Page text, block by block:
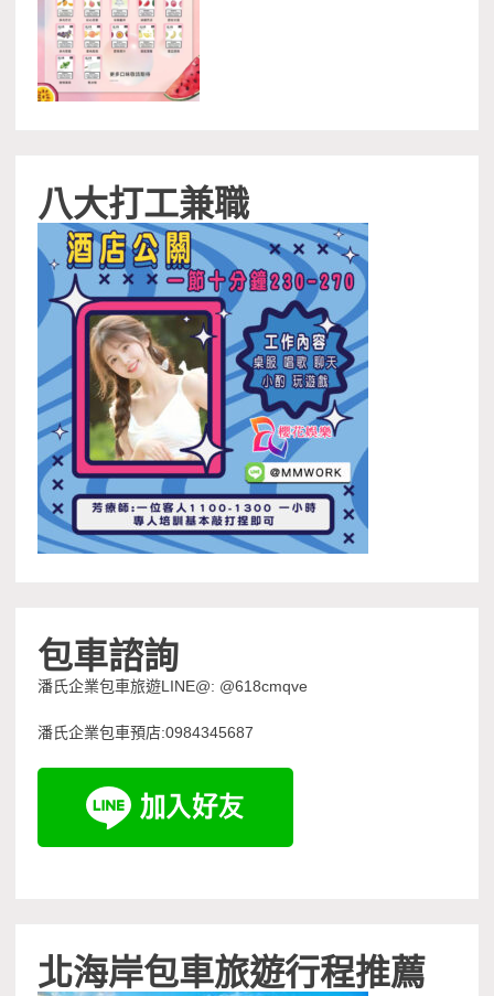
八大打工兼職
包車諮詢
潘氏企業包車旅遊LINE@: @618cmqve
潘氏企業包車預店:0984345687
北海岸包車旅遊行程推薦